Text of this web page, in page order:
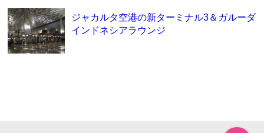
ジャカルタ空港の新ターミナル3＆ガルーダ
インドネシアラウンジ